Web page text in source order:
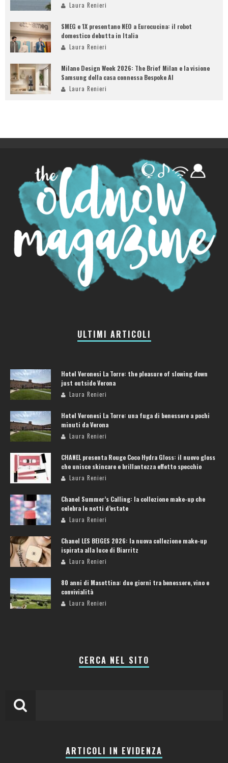
Laura Renieri
SMEG e 1X presentano NEO a Eurocucina: il robot
domestico debutta in Italia
Laura Renieri
Milano Design Week 2026: The Brief Milan e la visione
Samsung della casa connessa Bespoke AI
Laura Renieri
ULTIMI ARTICOLI
Hotel Veronesi La Torre: the pleasure of slowing down
just outside Verona
Laura Renieri
Hotel Veronesi La Torre: una fuga di benessere a pochi
minuti da Verona
Laura Renieri
CHANEL presenta Rouge Coco Hydra Gloss: il nuovo gloss
che unisce skincare e brillantezza effetto specchio
Laura Renieri
Chanel Summer’s Calling: la collezione make-up che
celebra le notti d’estate
Laura Renieri
Chanel LES BEIGES 2026: la nuova collezione make-up
ispirata alla luce di Biarritz
Laura Renieri
80 anni di Masottina: due giorni tra benessere, vino e
convivialità
Laura Renieri
CERCA NEL SITO
ARTICOLI IN EVIDENZA